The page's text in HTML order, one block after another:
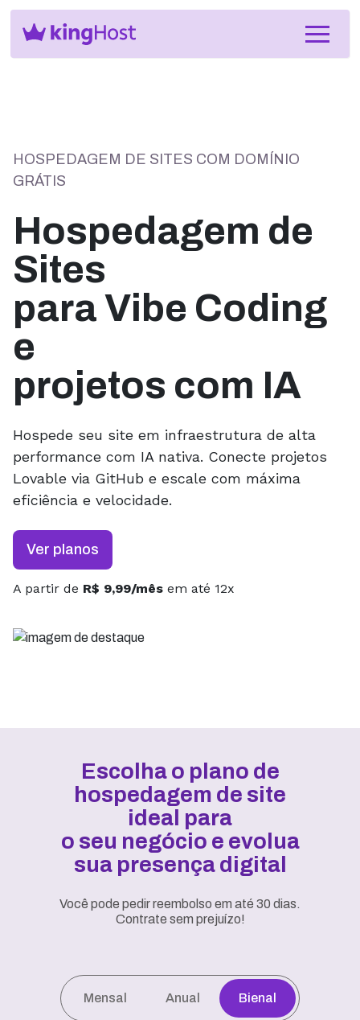
HOSPEDAGEM DE SITES COM DOMÍNIO
GRÁTIS
Hospedagem de
Sites
para Vibe Coding
e
projetos com IA
Hospede seu site em infraestrutura de alta
performance com IA nativa. Conecte projetos
Lovable via GitHub e escale com máxima
eficiência e velocidade.
Ver planos
A partir de R$ 9,99/mês em até 12x
Escolha o plano de
hospedagem de site
ideal para
o seu negócio e evolua
sua presença digital
Você pode pedir reembolso em até 30 dias.
Contrate sem prejuízo!
Mensal Anual Bienal